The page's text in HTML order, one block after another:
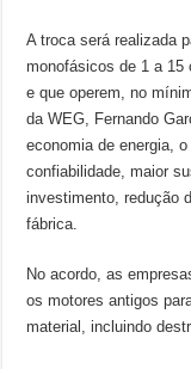
A troca será realizada
monofásicos de 1 a
e que operem, no
da WEG, Fernando
economia de energia,
confiabilidade, maior
investimento, redução
fábrica.
No acordo, as
os motores antigos
material, incluindo